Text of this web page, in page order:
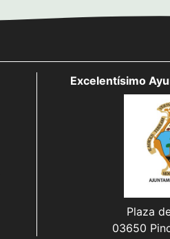
Excelentísimo
Plaza
03650